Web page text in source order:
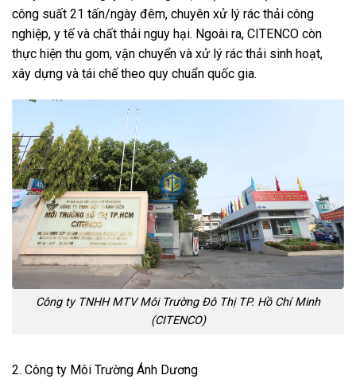
công suất 21 tấn/ngày đêm, chuyên xử lý rác thải công
nghiệp, y tế và chất thải nguy hại. Ngoài ra, CITENCO còn
thực hiện thu gom, vận chuyển và xử lý rác thải sinh hoạt,
xây dựng và tái chế theo quy chuẩn quốc gia.
Công ty TNHH MTV Môi Trường Đô Thị TP. Hồ Chí Minh
(CITENCO)
2. Công ty Môi Trường Ánh Dương